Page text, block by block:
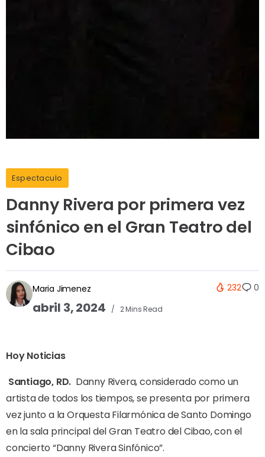
Espectaculo
Danny Rivera por primera vez
sinfónico en el Gran Teatro del
Cibao
Maria Jimenez
abril 3, 2024 2 Mins Read
232 0
Hoy Noticias
Santiago, RD. Danny Rivera, considerado como un
artista de todos los tiempos, se presenta por primera
vez junto a la Orquesta Filarmónica de Santo Domingo
en la sala principal del Gran Teatro del Cibao, con el
concierto “Danny Rivera Sinfónico”.